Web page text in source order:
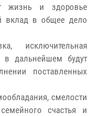
жизнь и здоровье
вклад в общее дело
исключительная
в дальнейшем будут
поставленных
смелости
счастья и